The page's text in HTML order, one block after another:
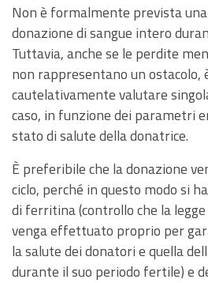
Non è formalmente prevista
donazione di sangue intero
Tuttavia, anche se le perdite
non rappresentano un ostacolo,
cautelativamente valutare
caso, in funzione dei parametri
stato di salute della donatrice.
È preferibile che la donazione
ciclo, perché in questo modo si
di ferritina (controllo che la
venga effettuato proprio per
la salute dei donatori e quella
durante il suo periodo fertile) e